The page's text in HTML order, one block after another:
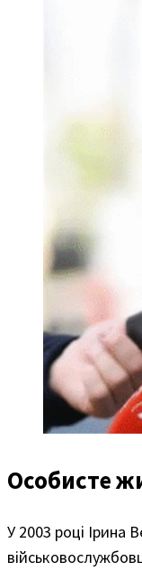
Особисте
У 2003 році Ірина